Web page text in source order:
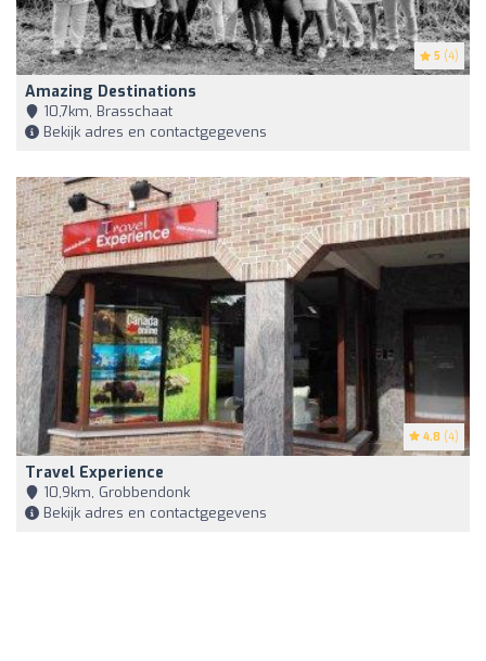
5 (4)
Amazing Destinations
10,7km, Brasschaat
Bekijk adres en contactgegevens
4.8 (4)
Travel Experience
10,9km, Grobbendonk
Bekijk adres en contactgegevens